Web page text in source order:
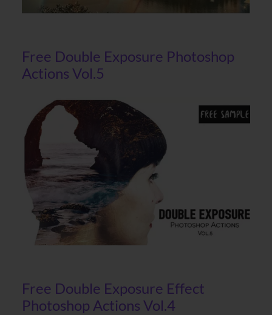
Free Double Exposure Photoshop
Actions Vol.5
Free Double Exposure Effect
Photoshop Actions Vol.4